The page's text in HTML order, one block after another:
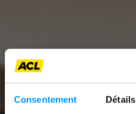
Consentement Détails